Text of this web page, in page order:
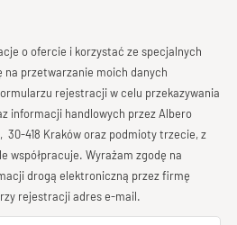
35 cm
dobry
o ofercie i korzystać ze specjalnych
na przetwarzanie moich danych
rejestracji w celu przekazywania
informacji handlowych przez Albero
30-418 Kraków oraz podmioty trzecie, z
współpracuje. Wyrażam zgodę na
drogą elektroniczną przez firmę
rejestracji adres e-mail.